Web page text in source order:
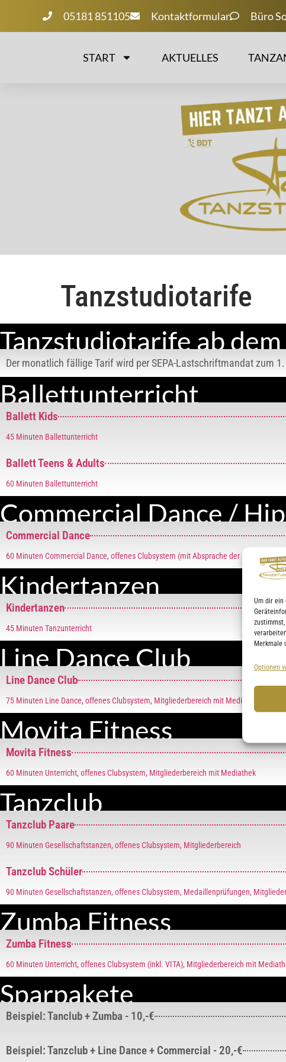
Um dir ein
Merkmale
Optionen
05181 851105 Kontaktformular Büro
START AKTUELLES
Tanzstudiotarife
Tanzstudiotarife ab
Der monatlich fällige Tarif wird per SEPA-Lastschriftmandat zum
Ballettunterricht
Ballett Kids
45 Minuten Ballettunterricht
Ballett Teens & Adults
60 Minuten Ballettunterricht
Commercial Dance /
Commercial Dance
60 Minuten Commercial Dance, offenes Clubsystem (mit Absprache der Trainer)
Kindertanzen
Kindertanzen
45 Minuten Tanzunterricht
Line Dance Club
Line Dance Club
75 Minuten Line Dance, offenes Clubsystem, Mitgliederbereich mit Mediathek
Movita Fitness
Movita Fitness
60 Minuten Unterricht, offenes Clubsystem, Mitgliederbereich mit Mediathek
Tanzclub
Tanzclub Paare
90 Minuten Gesellschaftstanzen, offenes Clubsystem, Mitgliederbereich
Tanzclub Schüler
90 Minuten Gesellschaftstanzen, offenes Clubsystem, Medaillenprüfungen,
Zumba Fitness
Zumba Fitness
60 Minuten Unterricht, offenes Clubsystem (inkl. VITA), Mitgliederbereich mit
Sparpakete
Beispiel: Tanclub + Zumba - 10,-€
Beispiel: Tanzclub + Line Dance + Commercial - 20,-€